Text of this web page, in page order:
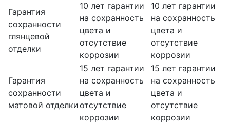
Гарантия
сохранности
глянцевой
отделки
10 лет гарантии
на сохранность
цвета и
отсутствие
коррозии
10 лет гарантии
на сохранность
цвета и
отсутствие
коррозии
Гарантия
сохранности
матовой отделки
15 лет гарантии
на сохранность
цвета и
отсутствие
коррозии
15 лет гарантии
на сохранность
цвета и
отсутствие
коррозии